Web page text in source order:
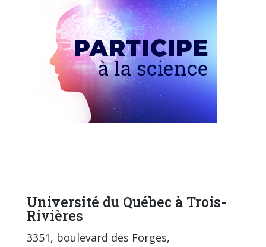
Université du Québec à Trois-
Rivières
3351, boulevard des Forges,